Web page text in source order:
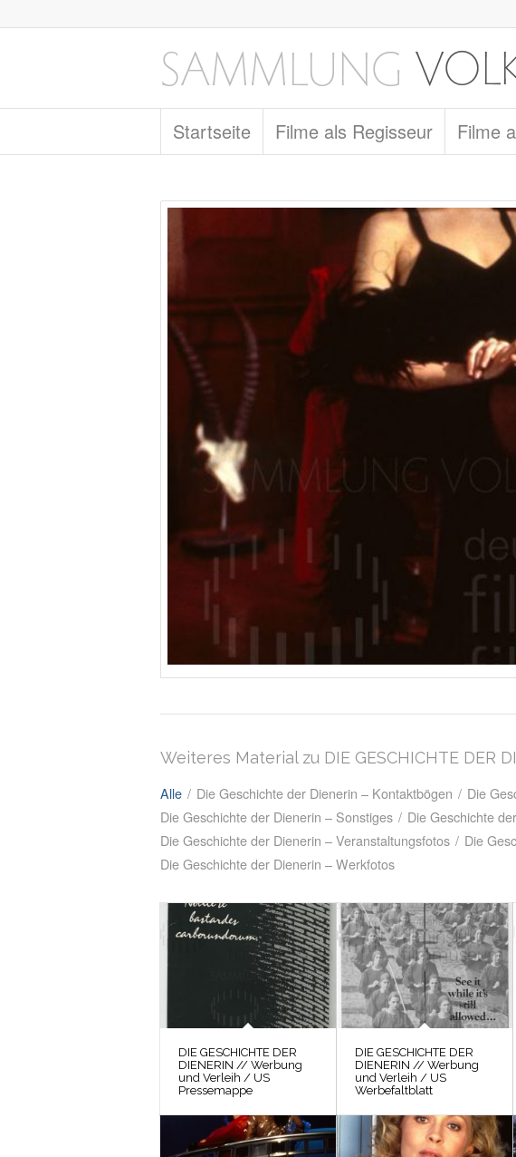
Startseite Filme als Regisseur Filme
Weiteres Material zu DIE GESCHICHTE DER
Alle / Die Geschichte der Dienerin – Kontaktbögen / Die
Die Geschichte der Dienerin – Sonstiges / Die Geschichte
Die Geschichte der Dienerin – Veranstaltungsfotos / Die
Die Geschichte der Dienerin – Werkfotos
DIE GESCHICHTE DER
DIENERIN // Werbung
und Verleih / US
Pressemappe
DIE GESCHICHTE DER
DIENERIN // Werbung
und Verleih / US
Werbefaltblatt